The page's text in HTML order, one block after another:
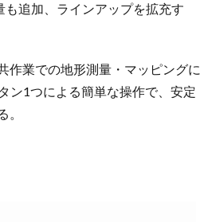
追加、ラインアップを拡充す
作業での地形測量・マッピングに
ン1つによる簡単な操作で、安定